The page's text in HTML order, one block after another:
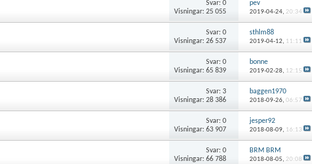
Svar: 0
Visningar: 25 055
pev
2019-04-24, 20:34
Svar: 0
Visningar: 26 537
sthlm88
2019-04-12, 11:11
Svar: 0
Visningar: 65 839
bonne
2019-02-28, 12:15
Svar: 3
Visningar: 28 386
baggen1970
2018-09-26,06:57
Svar: 0
Visningar: 63 907
jesper92
2018-08-09, 16:13
Svar: 0
Visningar: 66 788
BRM BRM
2018-08-05, 20:08